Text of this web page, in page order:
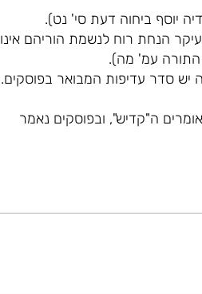
יוסף ביחוה דעת סי' נט).
הנחת רוח לנשמת הוריהם אינו
התורה עמ' מה).
יש סדר עדיפות המבואר בפוסקים.
אומרים ה"קדיש", ובפוסקים נאמר